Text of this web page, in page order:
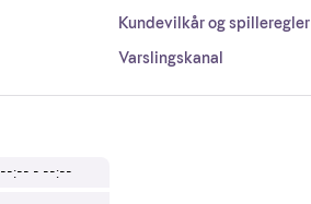
Kundevilkår og spilleregler
Varslingskanal
--:-- - --:--